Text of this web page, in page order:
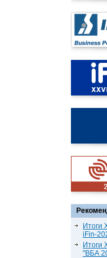
Итоги
iFin-
Итоги
"ВБА